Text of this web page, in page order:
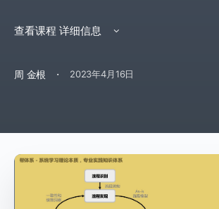
查看课程 详细信息
周 金根 · 2023年4月16日